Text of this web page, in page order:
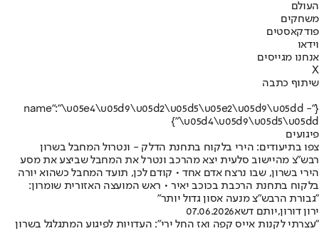
העולם
משחקים
פודקאסטים
וידאו
אנחנו מגייסים
X
שיתוף כתבה
{"name":"\u05e4\u05d9\u05d2\u05d5\u05e2\u05d9\u05dd -
\u05d4\u05d9\u05d5\u05dd"}
פיגועים
צפו בתיעודים: הירי בלקוח בתחנת הדלק - ונטרול המחבל בשרון
רבש"צ מהיישוב סלעית יצא מהרכב ונטרל את המחבל שביצע את מסע
הירי בשרון, שבו נרצח אדם אחד • קודם לכן, תועד המחבל כשהוא יורה
בלקוח בתחנת הרכבת בכוכב יאיר • ראש המועצה האזורית שומרון:
"גבורת הרבש"צ מנעה אסון גדול יותר"
ירון דורון,יותם דשא07.06.2026
"עצרתי לקנות אייס קפה ואז החל ירי": העדויות לפיגוע המתגלגל בשרון